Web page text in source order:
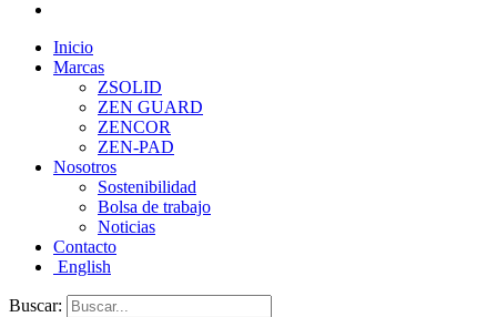
Inicio
Marcas
ZSOLID
ZEN GUARD
ZENCOR
ZEN-PAD
Nosotros
Sostenibilidad
Bolsa de trabajo
Noticias
Contacto
English
Buscar: